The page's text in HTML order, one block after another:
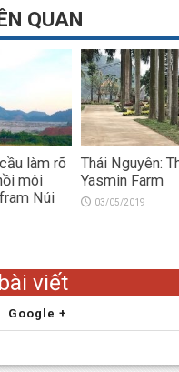
QUAN
làm rõ
môi
Núi
Thái Nguyên:
Yasmin Farm
03/05/2019
viết
Google +